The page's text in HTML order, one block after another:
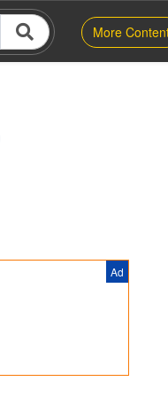
More
Ad